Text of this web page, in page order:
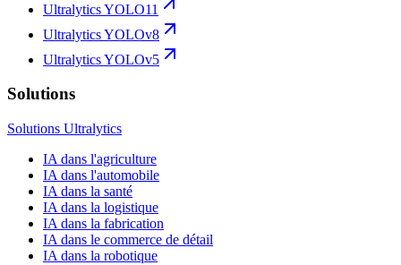
Ultralytics YOLO11
Ultralytics YOLOv8
Ultralytics YOLOv5
Solutions
Solutions Ultralytics
IA dans l'agriculture
IA dans l'automobile
IA dans la santé
IA dans la logistique
IA dans la fabrication
IA dans le commerce de détail
IA dans la robotique